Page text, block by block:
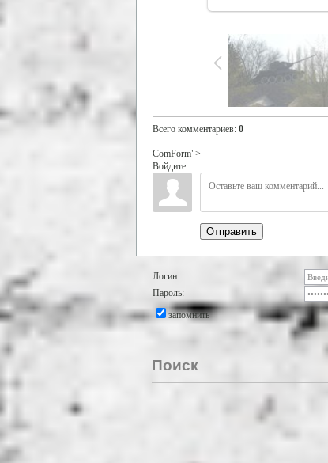
Всего комментариев: 0
ComForm">
Войдите:
Отправить
Логин:
Пароль:
запомнить
Поиск